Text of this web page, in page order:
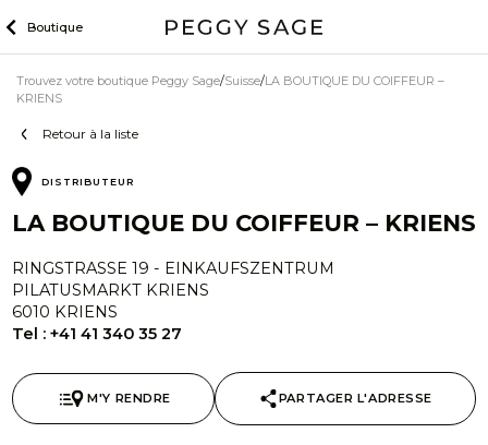
to
Boutique
Retour à la liste
Trouvez votre boutique Peggy Sage Suisse LA BOUTIQUE DU COIFFEUR –
KRIENS
DISTRIBUTEUR
LA BOUTIQUE DU COIFFEUR – KRIENS
RINGSTRASSE 19 - EINKAUFSZENTRUM
PILATUSMARKT KRIENS
6010 KRIENS
Tel : +41 41 340 35 27
M'Y RENDRE PARTAGER L'ADRESSE